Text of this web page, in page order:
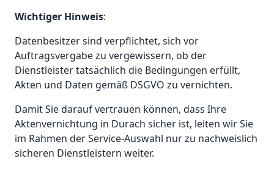
Wichtiger Hinweis:
Datenbesitzer sind verpflichtet, sich vor
Auftragsvergabe zu vergewissern, ob der
Dienstleister tatsächlich die Bedingungen erfüllt,
Akten und Daten gemäß DSGVO zu vernichten.
Damit Sie darauf vertrauen können, dass Ihre
Aktenvernichtung in Durach sicher ist, leiten wir Sie
im Rahmen der Service-Auswahl nur zu nachweislich
sicheren Dienstleistern weiter.